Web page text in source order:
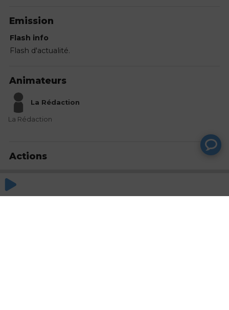
Emission
Flash info
Flash d'actualité.
Animateurs
La Rédaction
La Rédaction
Actions